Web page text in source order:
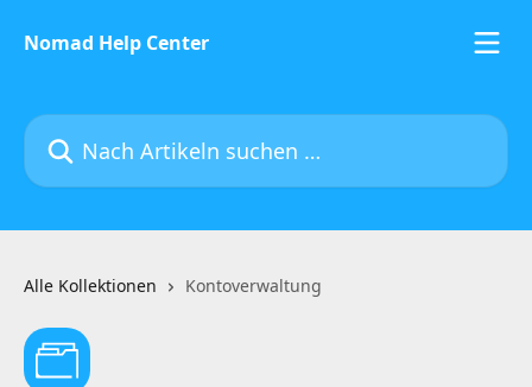
Nomad Help Center
Nach Artikeln suchen …
Alle Kollektionen Kontoverwaltung